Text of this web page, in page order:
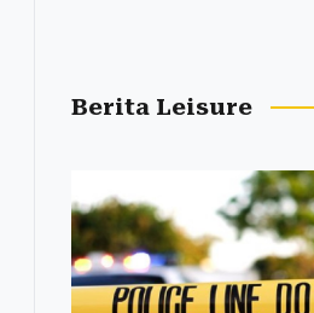
Berita Leisure